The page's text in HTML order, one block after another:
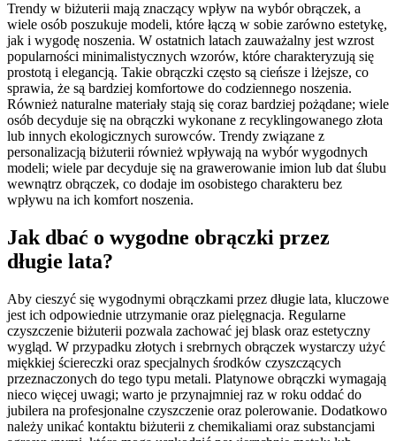
Trendy w biżuterii mają znaczący wpływ na wybór obrączek, a
wiele osób poszukuje modeli, które łączą w sobie zarówno estetykę,
jak i wygodę noszenia. W ostatnich latach zauważalny jest wzrost
popularności minimalistycznych wzorów, które charakteryzują się
prostotą i elegancją. Takie obrączki często są cieńsze i lżejsze, co
sprawia, że są bardziej komfortowe do codziennego noszenia.
Również naturalne materiały stają się coraz bardziej pożądane; wiele
osób decyduje się na obrączki wykonane z recyklingowanego złota
lub innych ekologicznych surowców. Trendy związane z
personalizacją biżuterii również wpływają na wybór wygodnych
modeli; wiele par decyduje się na grawerowanie imion lub dat ślubu
wewnątrz obrączek, co dodaje im osobistego charakteru bez
wpływu na ich komfort noszenia.
Jak dbać o wygodne obrączki przez
długie lata?
Aby cieszyć się wygodnymi obrączkami przez długie lata, kluczowe
jest ich odpowiednie utrzymanie oraz pielęgnacja. Regularne
czyszczenie biżuterii pozwala zachować jej blask oraz estetyczny
wygląd. W przypadku złotych i srebrnych obrączek wystarczy użyć
miękkiej ściereczki oraz specjalnych środków czyszczących
przeznaczonych do tego typu metali. Platynowe obrączki wymagają
nieco więcej uwagi; warto je przynajmniej raz w roku oddać do
jubilera na profesjonalne czyszczenie oraz polerowanie. Dodatkowo
należy unikać kontaktu biżuterii z chemikaliami oraz substancjami